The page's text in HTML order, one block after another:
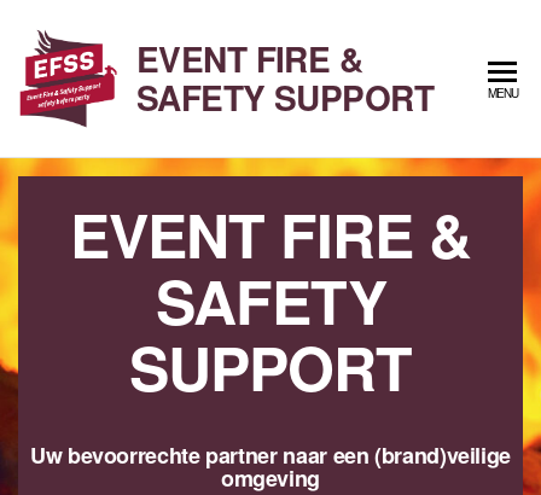
inhoud
EVENT FIRE &
SAFETY SUPPORT MENU
EVENT FIRE &
SAFETY
SUPPORT
Uw bevoorrechte partner naar een (brand)veilige
omgeving